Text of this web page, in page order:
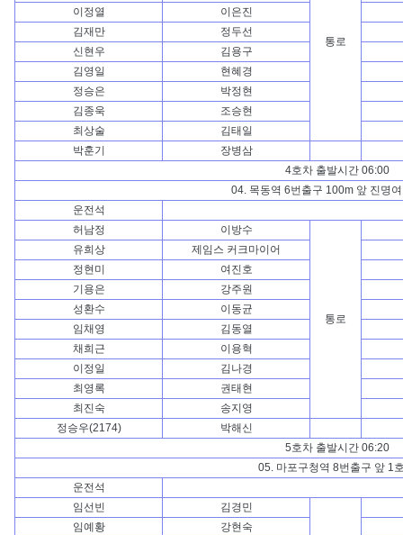
통로
이정열
이은진
김재만
정두선
신현우
김용구
김영일
현혜경
정승은
박정현
김종욱
조승현
최상술
김태일
박훈기
장병삼
4호차 출발시간 06:00
04. 목동역 6번출구 100m 앞 진명
운전석
허남정
이방수
통로
유희상
제임스 커크마이어
정현미
여진호
기용은
강주원
성환수
이동균
임채영
김동열
채희근
이용혁
이정일
김나경
최영록
권태현
최진숙
송지영
정승우(2174)
박해신
5호차 출발시간 06:20
05. 마포구청역 8번출구 앞 1
운전석
임선빈
김경민
임예황
강현숙